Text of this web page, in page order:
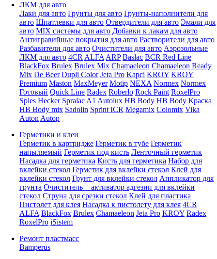
ЛКМ для авто
Лаки для авто Грунты для авто Грунты-наполнители для
авто Шпатлевки для авто Отвердители для авто Эмали для
авто MIX системы для авто Добавки к лакам для авто
Антигравийные покрытия для авто Растворители для авто
Разбавители для авто Очистители для авто Аэрозольные
ЛКМ для авто 4CR ALFA ARP Baslac BCR Red Line
BlackFox Brulex Brulex Mix Chamaeleon Chamaeleon Ready
Mix De Beer Dupli Color Jeta Pro Kapci KROY KROY
Premium Maston MaxMeyer Motip NEXA Normex Normex
Готовый Quick Line Radex Roberlo Rock Paint RoxelPro
Spies Hecker Spralac A1 Autolux HB Body HB Body Краска
HB Body mix Sadolin Sprint ICR Megamix Colomix Vika
Auton Autop
Герметики и клеи
Герметик в картридже Герметик в тубе Герметик
напыляемый Герметик под кисть Ленточный герметик
Насадка для герметика Кисть для герметика Набор для
вклейки стекол Герметик для вклейки стекол Клей для
вклейки стекол Грунт для вклейки стекол Аппликатор для
грунта Очиститель + активатор адгезии для вклейки
стекол Струна для срезки стекол Клей для пластика
Пистолет для клея Насадка к пистолету для клея 4CR
ALFA BlackFox Brulex Chamaeleon Jeta Pro KROY Radex
RoxelPro iSistem
Ремонт пластмасс
Bamperus